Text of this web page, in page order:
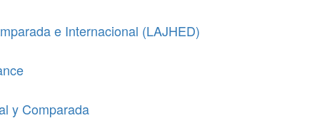
e Internacional (LAJHED)
y Comparada